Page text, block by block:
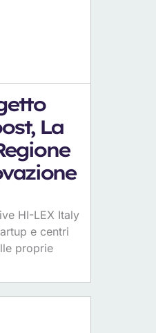
La
HI-LEX Italy
e centri
proprie